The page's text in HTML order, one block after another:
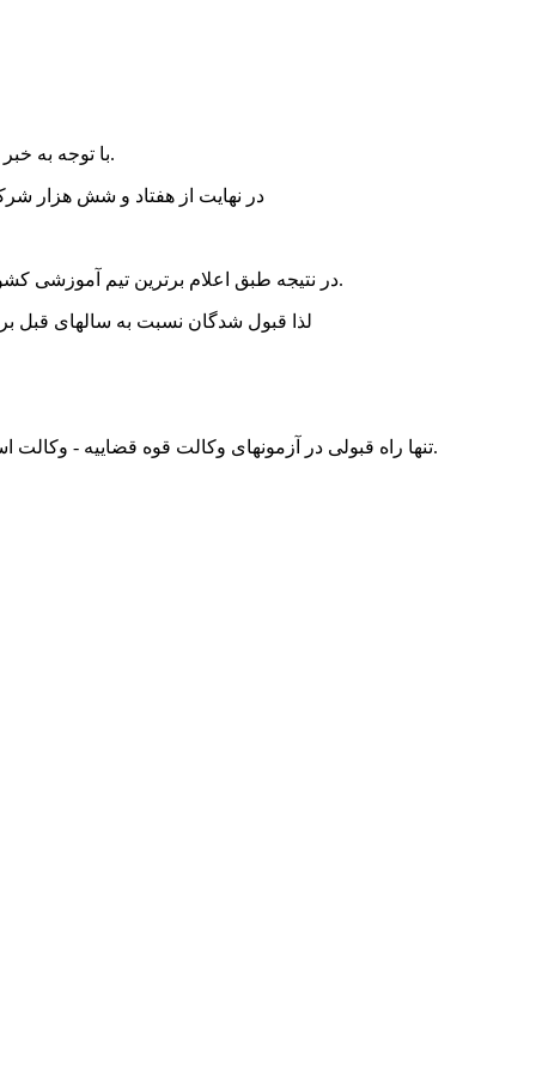
با توجه به خبر اعلام نتایج آزمون وکالت قوه قضاییه که 23 اردیبهشت 1401 برگزار شد زمان اعلام نتایج تستی این آزمون دوشنبه 6 تیرماه اعلام شده است.
در نهایت از هفتاد و شش هزار
در نتیجه طبق اعلام برترین تیم آموزشی کشور بنیاد علمی آموزشی مهر که گفته شده بود طرح تسهیل این نیست بدون مطالعه یا به راحتی بتوان در آزمونهای حقوقی قبول شد اثبات شد.
لذا قبول شدگان نسبت به سالهای قبل
تنها راه قبولی در آزمونهای وکالت قوه قضاییه - وکالت اسکودا - قضاوت جزوات گنجینه راز - تستهای آنلاین مثلثی - برنامه ریزی مثلثی اثبات شده حتی با یکماه مطالعه که رتبه یک کسب نموده است.